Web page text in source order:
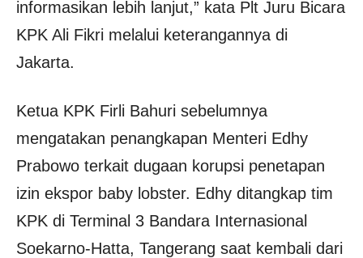
informasikan lebih lanjut,” kata Plt Juru Bicara
KPK Ali Fikri melalui keterangannya di
Jakarta.
Ketua KPK Firli Bahuri sebelumnya
mengatakan penangkapan Menteri Edhy
Prabowo terkait dugaan korupsi penetapan
izin ekspor baby lobster. Edhy ditangkap tim
KPK di Terminal 3 Bandara Internasional
Soekarno-Hatta, Tangerang saat kembali dari